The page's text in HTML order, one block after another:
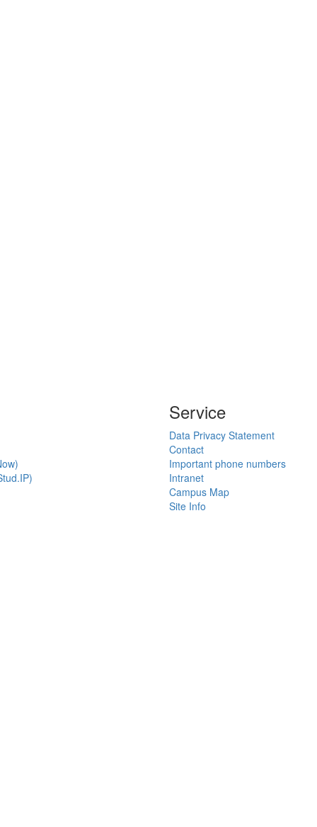
Service
Data Privacy Statement
Contact
Important phone numbers
Intranet
Campus Map
Site Info